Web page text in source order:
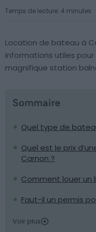
Temps de lecture: 4 minutes
Location de bateau à
informations utiles
magnifique station
Sommaire
Quel type de
Quel est le prix
Carnon ?
Comment louer un
Faut-il un permis
Voir plus